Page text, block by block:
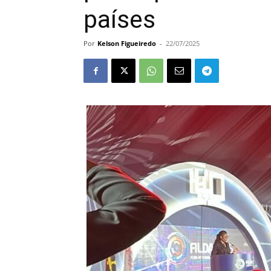
países
Por Kelson Figueiredo - 22/07/2025